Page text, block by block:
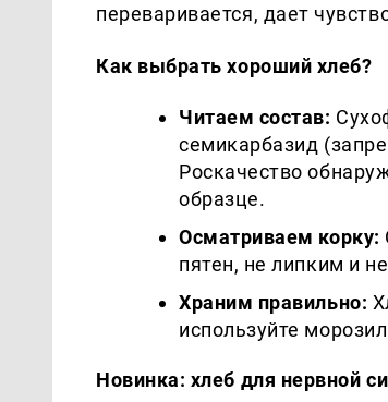
переваривается, дает
Как выбрать хороший хлеб?
Читаем состав:
семикарбазид
Роскачество
образце.
Осматриваем корку:
пятен, не липким и
Храним правильно:
используйте
Новинка: хлеб для нервной